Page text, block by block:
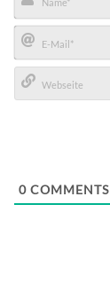
Name*
E-
Mail*
0 COMMENTS